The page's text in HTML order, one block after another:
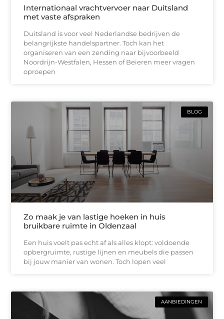
Internationaal vrachtvervoer naar Duitsland
met vaste afspraken
Duitsland is voor veel Nederlandse bedrijven de
belangrijkste handelspartner. Toch kan het
organiseren van een zending naar bijvoorbeeld
Noordrijn-Westfalen, Hessen of Beieren meer vragen
oproepen
BLOG
Zo maak je van lastige hoeken in huis
bruikbare ruimte in Oldenzaal
Een huis voelt pas echt af als alles klopt: voldoende
opbergruimte, rustige lijnen en meubels die passen
bij jouw manier van wonen. Toch lopen veel
AANBIEDINGEN